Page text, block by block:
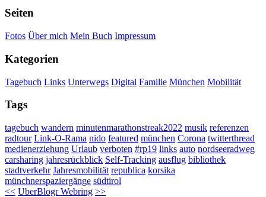
Seiten
Fotos Über mich Mein Buch Impressum
Kategorien
Tagebuch Links Unterwegs Digital Familie München Mobilität
Tags
tagebuch wandern minutenmarathonstreak2022 musik referenzen
radtour Link-O-Rama nido featured münchen Corona twitterthread
medienerziehung Urlaub verboten #rp19 links auto nordseeradweg
carsharing jahresrückblick Self-Tracking ausflug bibliothek
stadtverkehr Jahresmobilität republica korsika
münchnerspaziergänge südtirol
<< UberBlogr Webring >>